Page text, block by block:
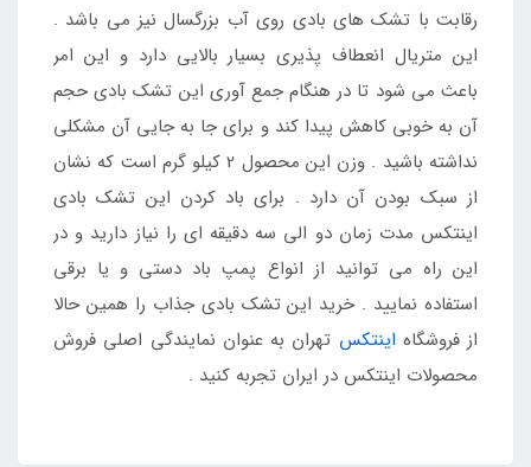
رقابت با تشک های بادی روی آب بزرگسال نیز می باشد .
این متریال انعطاف پذیری بسیار بالایی دارد و این امر
باعث می شود تا در هنگام جمع آوری این تشک بادی حجم
آن به خوبی کاهش پیدا کند و برای جا به جایی آن مشکلی
نداشته باشید . وزن این محصول 2 کیلو گرم است که نشان
از سبک بودن آن دارد . برای باد کردن این تشک بادی
اینتکس مدت زمان دو الی سه دقیقه ای را نیاز دارید و در
این راه می توانید از انواع پمپ باد دستی و یا برقی
استفاده نمایید . خرید این تشک بادی جذاب را همین حالا
از فروشگاه اینتکس تهران به عنوان نمایندگی اصلی فروش
محصولات اینتکس در ایران تجربه کنید .